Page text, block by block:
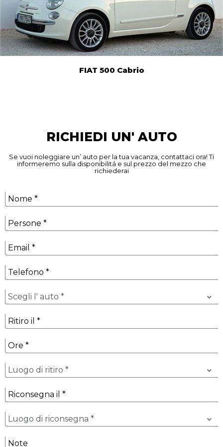
FIAT 500 Cabrio
RICHIEDI UN' AUTO
Se vuoi noleggiare un’ auto per la tua vacanza, contattaci ora! Ti
informeremo sulla disponibilitá e sul prezzo del mezzo che
richiederai